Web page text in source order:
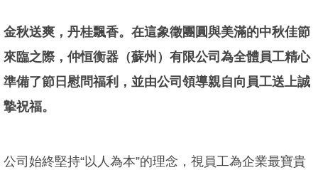
金秋送爽，丹桂飄香。在這象徵團圓與美滿的中秋佳節
來臨之際，仲恒衡器（蘇州）有限公司為全體員工精心
準備了節日慰問福利，並由公司領導親自向員工送上誠
摯祝福。
公司始終堅持“以人為本”的理念，視員工為企業最寶貴